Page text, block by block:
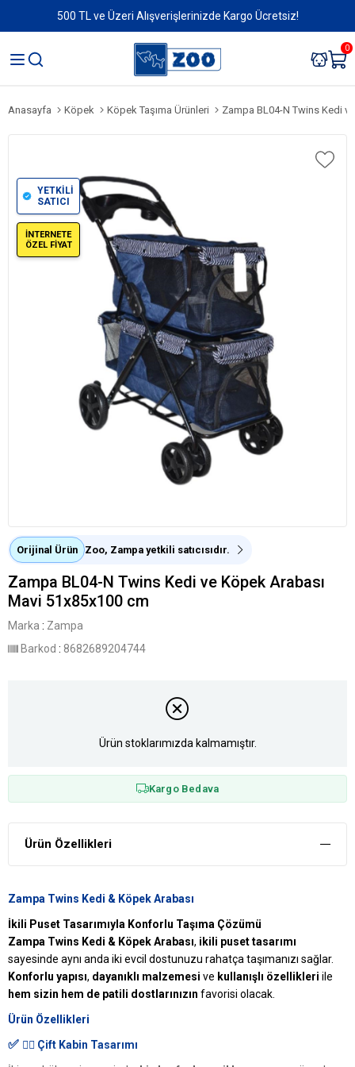
500 TL ve Üzeri Alışverişlerinizde Kargo Ücretsiz!
0
Anasayfa Köpek Köpek Taşıma Ürünleri Zampa BL04-N Twins Kedi ve
YETKİLİ
SATICI
İNTERNETE
ÖZEL FİYAT
Orijinal Ürün Zoo, Zampa yetkili satıcısıdır.
Zampa BL04-N Twins Kedi ve Köpek Arabası
Mavi 51x85x100 cm
Marka : Zampa
Barkod : 8682689204744
Ürün stoklarımızda kalmamıştır.
Kargo Bedava
Ürün Özellikleri
Zampa Twins Kedi & Köpek Arabası
İkili Puset Tasarımıyla Konforlu Taşıma Çözümü
Zampa Twins Kedi & Köpek Arabası, ikili puset tasarımı
sayesinde aynı anda iki evcil dostunuzu rahatça taşımanızı sağlar.
Konforlu yapısı, dayanıklı malzemesi ve kullanışlı özellikleri ile
hem sizin hem de patili dostlarınızın favorisi olacak.
Ürün Özellikleri
✅ 👯‍♂️ Çift Kabin Tasarımı